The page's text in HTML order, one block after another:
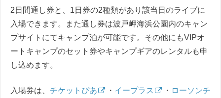
2日間通し券と、1日券の2種類があり該当日のライブに
入場できます。また通し券は波戸岬海浜公園内のキャン
プサイトにてキャンプ泊が可能です。その他にもVIPオ
ートキャンプのセット券やキャンプギアのレンタルも申
し込めます。
入場券は、 チケットぴあ ・ イープラス ・ ローソンチ